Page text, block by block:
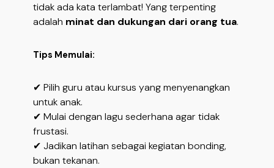
tidak ada kata terlambat! Yang terpenting
adalah minat dan dukungan dari orang tua.
Tips Memulai:
✔ Pilih guru atau kursus yang menyenangkan
untuk anak.
✔ Mulai dengan lagu sederhana agar tidak
frustasi.
✔ Jadikan latihan sebagai kegiatan bonding,
bukan tekanan.